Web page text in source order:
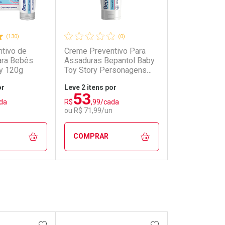
(130)
de
Bebês
120g
(0)
Creme Preventivo Para
Assaduras Bepantol Baby
Toy Story Personagens
Leve 2 itens por
R$53,99/cada
ou R$ 71,99/un
COMPRAR